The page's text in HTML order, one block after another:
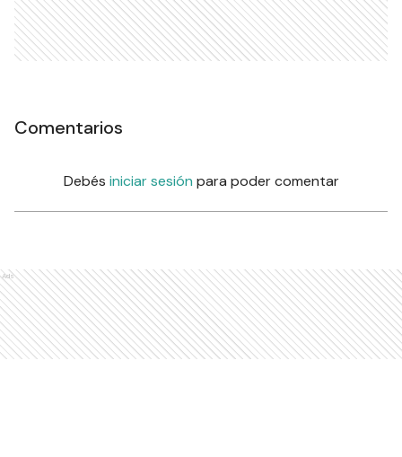
Comentarios
Debés iniciar sesión para poder comentar
Ads